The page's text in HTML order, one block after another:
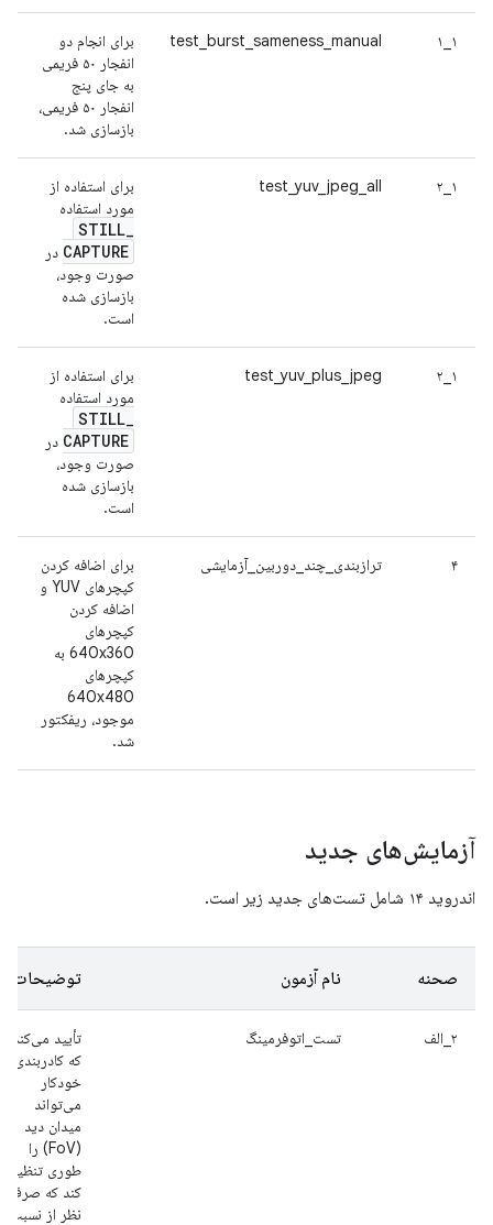
۱_۱ test_burst_sameness_manual
برای انجام دو
انفجار ۵۰ فریمی
به جای پنج
انفجار ۵۰ فریمی،
بازسازی شد.
۱_۲ test_yuv_jpeg_all
برای استفاده از
مورد استفاده
STILL_
CAPTURE در
صورت وجود،
بازسازی شده
است.
۱_۲ test_yuv_plus_jpeg
برای استفاده از
مورد استفاده
STILL_
CAPTURE در
صورت وجود،
بازسازی شده
است.
۴ ترازبندی_چند_دوربین_آزمایشی
برای اضافه کردن
کپچرهای YUV و
اضافه کردن
کپچرهای
640x360 به
کپچرهای
640x480
موجود، ریفکتور
شد.
آزمایش‌های جدید
اندروید ۱۴ شامل تست‌های جدید زیر است.
صحنه نام آزمون توضیحات
۲_الف تست_اتوفرمینگ
تأیید می‌کند
که کادربندی
خودکار
می‌تواند
میدان دید
(FoV) را
طوری تنظیم
کند که صرف
نظر از نسبت